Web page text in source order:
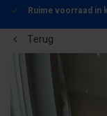
Ruime voorraad in
Terug